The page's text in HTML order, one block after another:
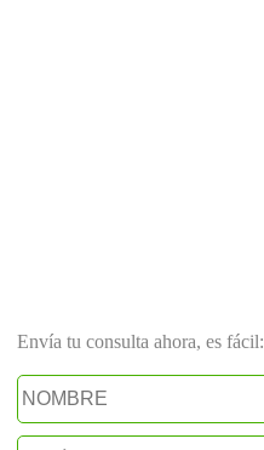
Envía tu consulta ahora, es fácil: